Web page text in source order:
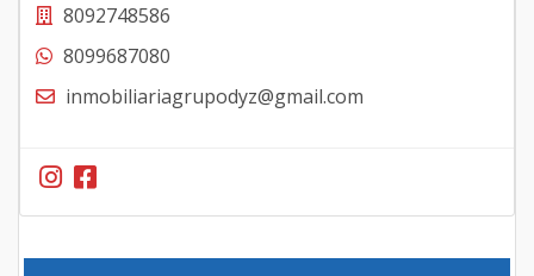
8092748586
8099687080
inmobiliariagrupodyz@gmail.com